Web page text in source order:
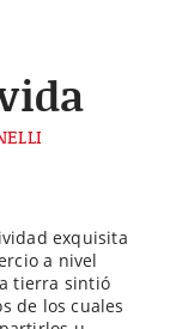
exquisita
a nivel
tierra sintió
de los cuales